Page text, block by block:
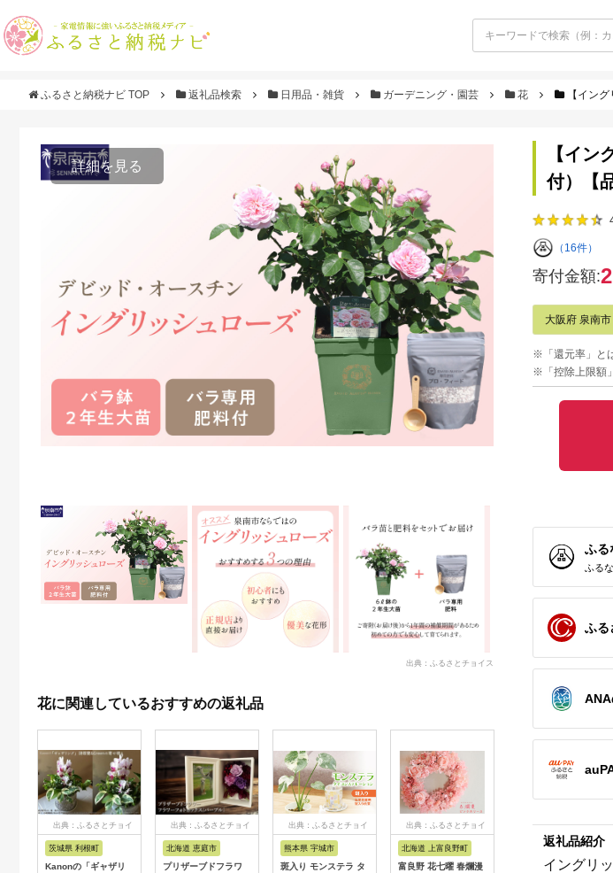
ふるさと納税ナビ TOP 返礼品検索 日用品・雑貨 ガーデニング・園芸 花 【イン
詳細を見る
出典：ふるさとチョイス
花に関連しているおすすめの返礼品
出典：ふるさとチョイ
茨城県 利根町
Kanonの「ギャザリ
出典：ふるさとチョイ
北海道 恵庭市
プリザーブドフラワ
出典：ふるさとチョイ
熊本県 宇城市
斑入り モンステラ タ
出典：ふるさとチョイ
北海道 上富良野町
富良野 花七曜 春爛漫
出典：楽天ふるさと納
税
大阪府 泉南市
【ふるさと納税】【イ
【イ
付）【
（16件）
寄付金額:
大阪府 泉南市
※「還元率」と
※「控除上限額
ふる
ふる
ふる
ANA
返礼品紹介
イングリ